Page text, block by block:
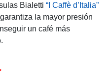
Bialetti “I Caffè d’Italia”
la mayor presión
un café más